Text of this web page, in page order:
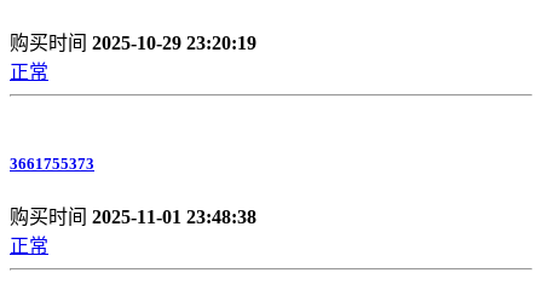
购买时间 2025-10-29 23:20:19
正常
3661755373
购买时间 2025-11-01 23:48:38
正常